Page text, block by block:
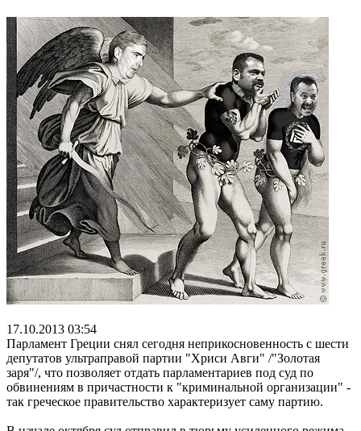
17.10.2013 03:54
Парламент Греции снял сегодня неприкосновенность с шести
депутатов ультраправой партии "Хриси Авги" /"Золотая
заря"/, что позволяет отдать парламентариев под суд по
обвинениям в причастности к "криминальной организации" -
так греческое правительство характеризует саму партию.